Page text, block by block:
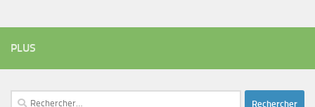
PLUS
Rechercher :